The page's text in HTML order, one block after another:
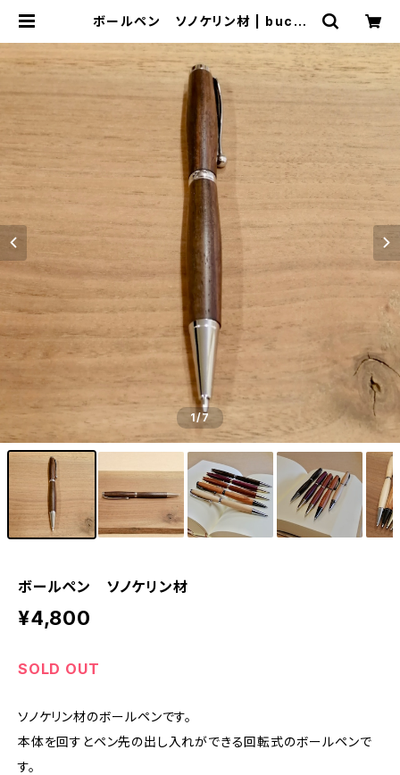
ボールペン ソノケリン材 | buchi
1/7
ボールペン ソノケリン材
¥4,800
SOLD OUT
ソノケリン材のボールペンです。
本体を回すとペン先の出し入れができる回転式のボールペンで
す。